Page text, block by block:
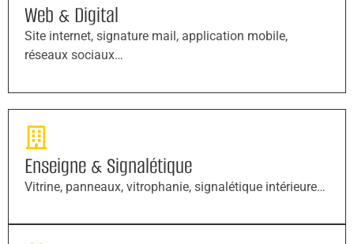
Web & Digital
Site internet, signature mail, application mobile,
réseaux sociaux…
Enseigne & Signalétique
Vitrine, panneaux, vitrophanie, signalétique intérieure…